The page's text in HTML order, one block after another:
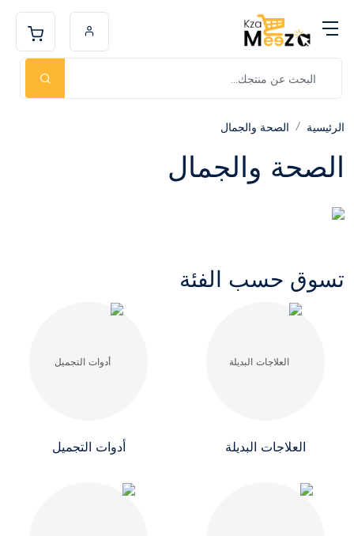
الرئيسية الصحة والجمال
الصحة والجمال
تسوق حسب الفئة
العلاجات البديلة أدوات التجميل